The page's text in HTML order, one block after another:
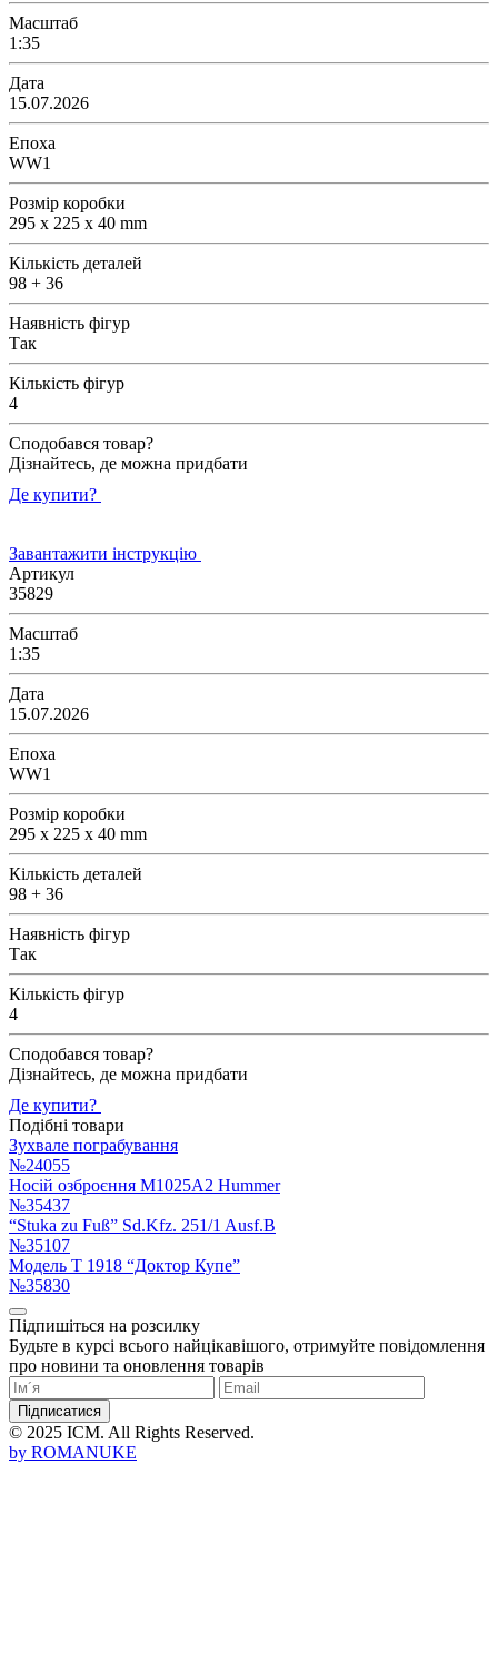
Масштаб
1:35
Дата
15.07.2026
Епоха
WW1
Розмір коробки
295 x 225 x 40 mm
Кількість деталей
98 + 36
Наявність фігур
Так
Кількість фігур
4
Сподобався товар?
Дізнайтесь, де можна придбати
Де купити?
Завантажити інструкцію
Артикул
35829
Масштаб
1:35
Дата
15.07.2026
Епоха
WW1
Розмір коробки
295 x 225 x 40 mm
Кількість деталей
98 + 36
Наявність фігур
Так
Кількість фігур
4
Сподобався товар?
Дізнайтесь, де можна придбати
Де купити?
Подібні товари
Зухвале пограбування
№24055
Носій озброєння M1025A2 Hummer
№35437
“Stuka zu Fuß” Sd.Kfz. 251/1 Ausf.B
№35107
Модель T 1918 “Доктор Купе”
№35830
Підпишіться на розсилку
Будьте в курсі всього найцікавішого, отримуйте повідомлення
про новини та оновлення товарів
Підписатися
© 2025 ICM. All Rights Reserved.
by ROMANUKE